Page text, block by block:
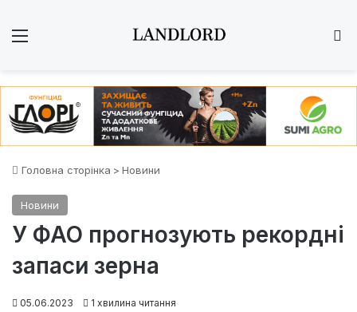
Головна сторінка > Новини
Новини
У ФАО прогнозують рекордні
запаси зерна
05.06.2023 1 хвилина читання